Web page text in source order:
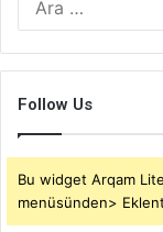
Follow Us
Bu widget Arqam
menüsünden>